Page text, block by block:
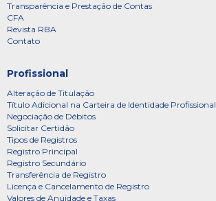
Transparência e Prestação de Contas
CFA
Revista RBA
Contato
Profissional
Alteração de Titulação
Título Adicional na Carteira de Identidade Profissional
Negociação de Débitos
Solicitar Certidão
Tipos de Registros
Registro Principal
Registro Secundário
Transferência de Registro
Licença e Cancelamento de Registro
Valores de Anuidade e Taxas